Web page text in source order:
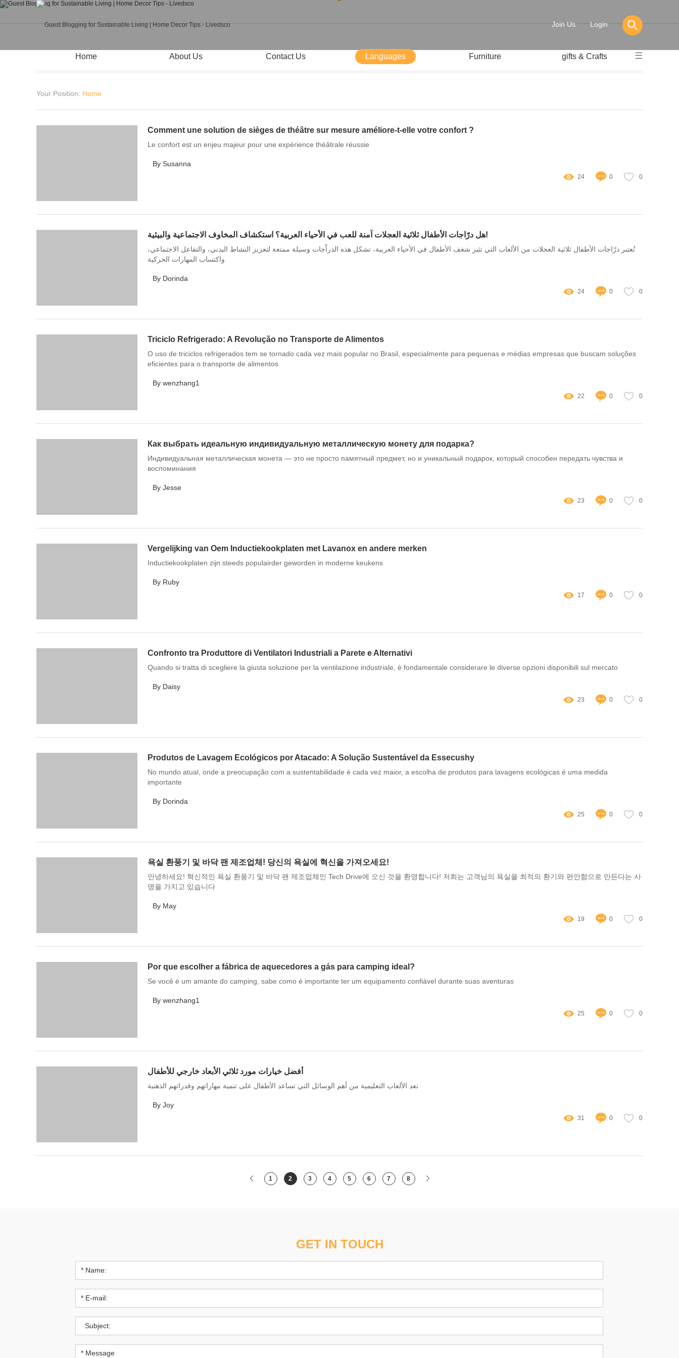
Join Us Login
Home About Us Contact Us Languages Furniture gifts & Crafts
Your Position: Home
Comment une solution de sièges de théâtre sur mesure améliore-t-elle votre confort ?
Le confort est un enjeu majeur pour une expérience théâtrale réussie
By Susanna
24 0 0
هل درّاجات الأطفال ثلاثية العجلات آمنة للعب في الأحياء العربية؟ استكشاف المخاوف الاجتماعية والبيئية!
تُعتبر درّاجات الأطفال ثلاثية العجلات من الألعاب التي تثير شغف الأطفال في الأحياء العربية، تشكل هذه الدراّجات وسيلة ممتعة لتعزيز النشاط البدني، والتفاعل الاجتماعي،
واكتساب المهارات الحركية
By Dorinda
24 0 0
Triciclo Refrigerado: A Revolução no Transporte de Alimentos
O uso de triciclos refrigerados tem se tornado cada vez mais popular no Brasil, especialmente para pequenas e médias empresas que buscam soluções
eficientes para o transporte de alimentos
By wenzhang1
22 0 0
Как выбрать идеальную индивидуальную металлическую монету для подарка?
Индивидуальная металлическая монета — это не просто памятный предмет, но и уникальный подарок, который способен передать чувства и
воспоминания
By Jesse
23 0 0
Vergelijking van Oem Inductiekookplaten met Lavanox en andere merken
Inductiekookplaten zijn steeds populairder geworden in moderne keukens
By Ruby
17 0 0
Confronto tra Produttore di Ventilatori Industriali a Parete e Alternativi
Quando si tratta di scegliere la giusta soluzione per la ventilazione industriale, è fondamentale considerare le diverse opzioni disponibili sul mercato
By Daisy
23 0 0
Produtos de Lavagem Ecológicos por Atacado: A Solução Sustentável da Essecushy
No mundo atual, onde a preocupação com a sustentabilidade é cada vez maior, a escolha de produtos para lavagens ecológicas é uma medida
importante
By Dorinda
25 0 0
욕실 환풍기 및 바닥 팬 제조업체! 당신의 욕실에 혁신을 가져오세요!
안녕하세요! 혁신적인 욕실 환풍기 및 바닥 팬 제조업체인 Tech Drive에 오신 것을 환영합니다! 저희는 고객님의 욕실을 최적의 환기와 편안함으로 만든다는 사
명을 가지고 있습니다
By May
19 0 0
Por que escolher a fábrica de aquecedores a gás para camping ideal?
Se você é um amante do camping, sabe como é importante ter um equipamento confiável durante suas aventuras
By wenzhang1
25 0 0
أفضل خيارات مورد ثلاثي الأبعاد خارجي للأطفال
تعد الألعاب التعليمية من أهم الوسائل التي تساعد الأطفال على تنمية مهاراتهم وقدراتهم الذهنية
By Joy
31 0 0
1 2 3 4 5 6 7 8
GET IN TOUCH